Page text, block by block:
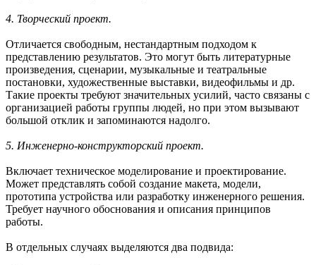
4. Творческий проект.
Отличается свободным, нестандартным подходом к
представлению результатов. Это могут быть литературные
произведения, сценарии, музыкальные и театральные
постановки, художественные выставки, видеофильмы и др.
Такие проекты требуют значительных усилий, часто связаны с
организацией работы группы людей, но при этом вызывают
большой отклик и запоминаются надолго.
5. Инженерно-конструкторский проект.
Включает техническое моделирование и проектирование.
Может представлять собой создание макета, модели,
прототипа устройства или разработку инженерного решения.
Требует научного обоснования и описания принципов
работы.
В отдельных случаях выделяются два подвида: